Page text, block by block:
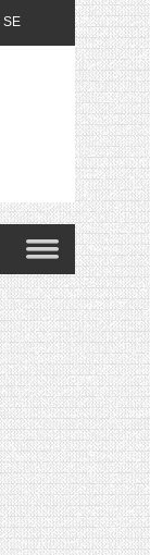
SE
ET